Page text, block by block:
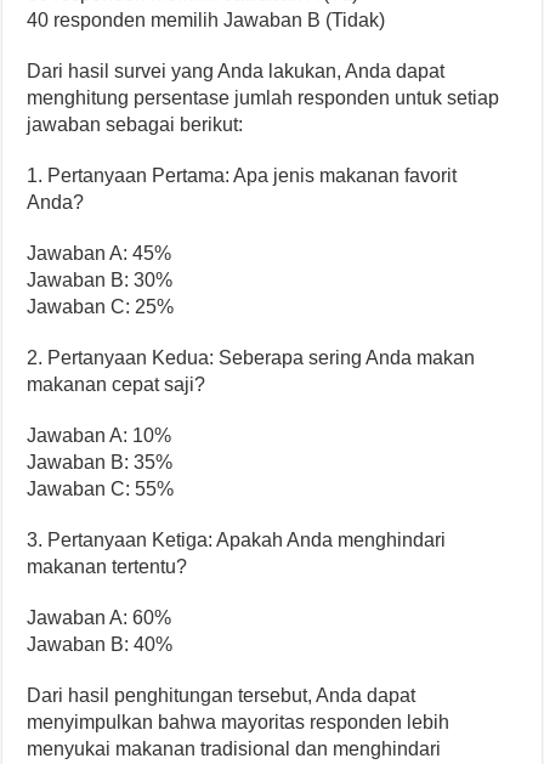
40 responden memilih Jawaban B (Tidak)
Dari hasil survei yang Anda lakukan, Anda dapat
menghitung persentase jumlah responden untuk setiap
jawaban sebagai berikut:
1. Pertanyaan Pertama: Apa jenis makanan favorit
Anda?
Jawaban A: 45%
Jawaban B: 30%
Jawaban C: 25%
2. Pertanyaan Kedua: Seberapa sering Anda makan
makanan cepat saji?
Jawaban A: 10%
Jawaban B: 35%
Jawaban C: 55%
3. Pertanyaan Ketiga: Apakah Anda menghindari
makanan tertentu?
Jawaban A: 60%
Jawaban B: 40%
Dari hasil penghitungan tersebut, Anda dapat
menyimpulkan bahwa mayoritas responden lebih
menyukai makanan tradisional dan menghindari